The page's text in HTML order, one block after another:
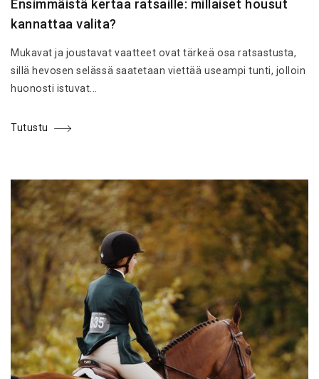
Ensimmäistä kertaa ratsaille: millaiset housut
kannattaa valita?
Mukavat ja joustavat vaatteet ovat tärkeä osa ratsastusta,
sillä hevosen selässä saatetaan viettää useampi tunti, jolloin
huonosti istuvat...
Tutustu